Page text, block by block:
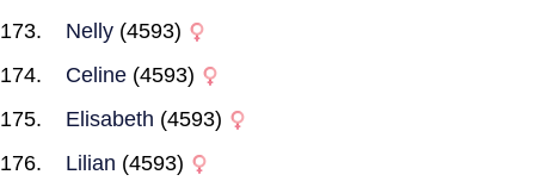
Nelly (4593)
Celine (4593)
Elisabeth (4593)
Lilian (4593)